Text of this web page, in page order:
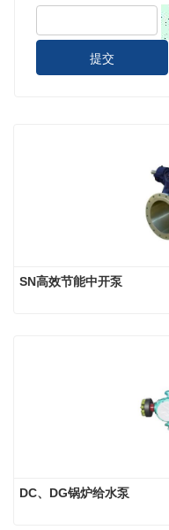
提交
SN高效节能中开泵
DC、DG锅炉给水泵